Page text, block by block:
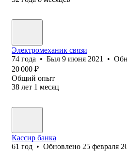
Электромеханик связи
74 года • Был 9 июня 2021 •
20 000 ₽
Общий опыт
38 лет 1 месяц
Кассир банка
61 год • Обновлено 25 февраля